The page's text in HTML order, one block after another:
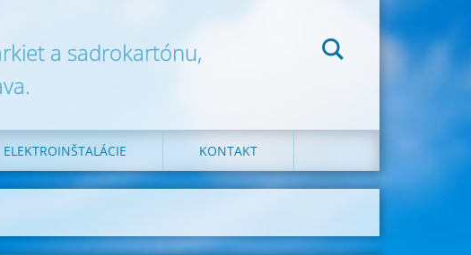
a sadrokartónu,
ELEKTROINŠTALÁCIE KONTAKT